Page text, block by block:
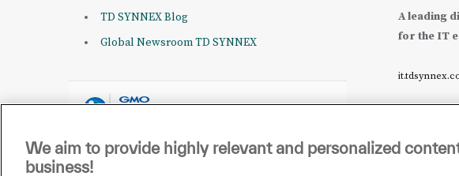
TD SYNNEX Blog
Global Newsroom TD SYNNEX
A leading
for the IT
We aim to provide highly relevant and personalized
business!